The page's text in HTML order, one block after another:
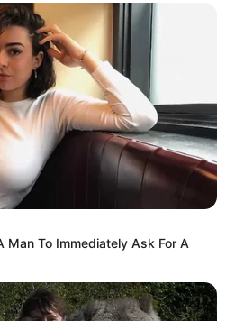
Όμως προτείνω να μην τα
στο πίσω μέρος του
ότι αυτό εδώ το ιστολόγιο
γνώση με τα πάνω απο
ενημέρωσης και είναι
θελήσει να ανοίξει τις
σε αχαρτογράφητα
νερά…
θέματος επιβίωσης,
ότι πιο δύσκολο αποφάσισα
Man To Immediately Ask For A